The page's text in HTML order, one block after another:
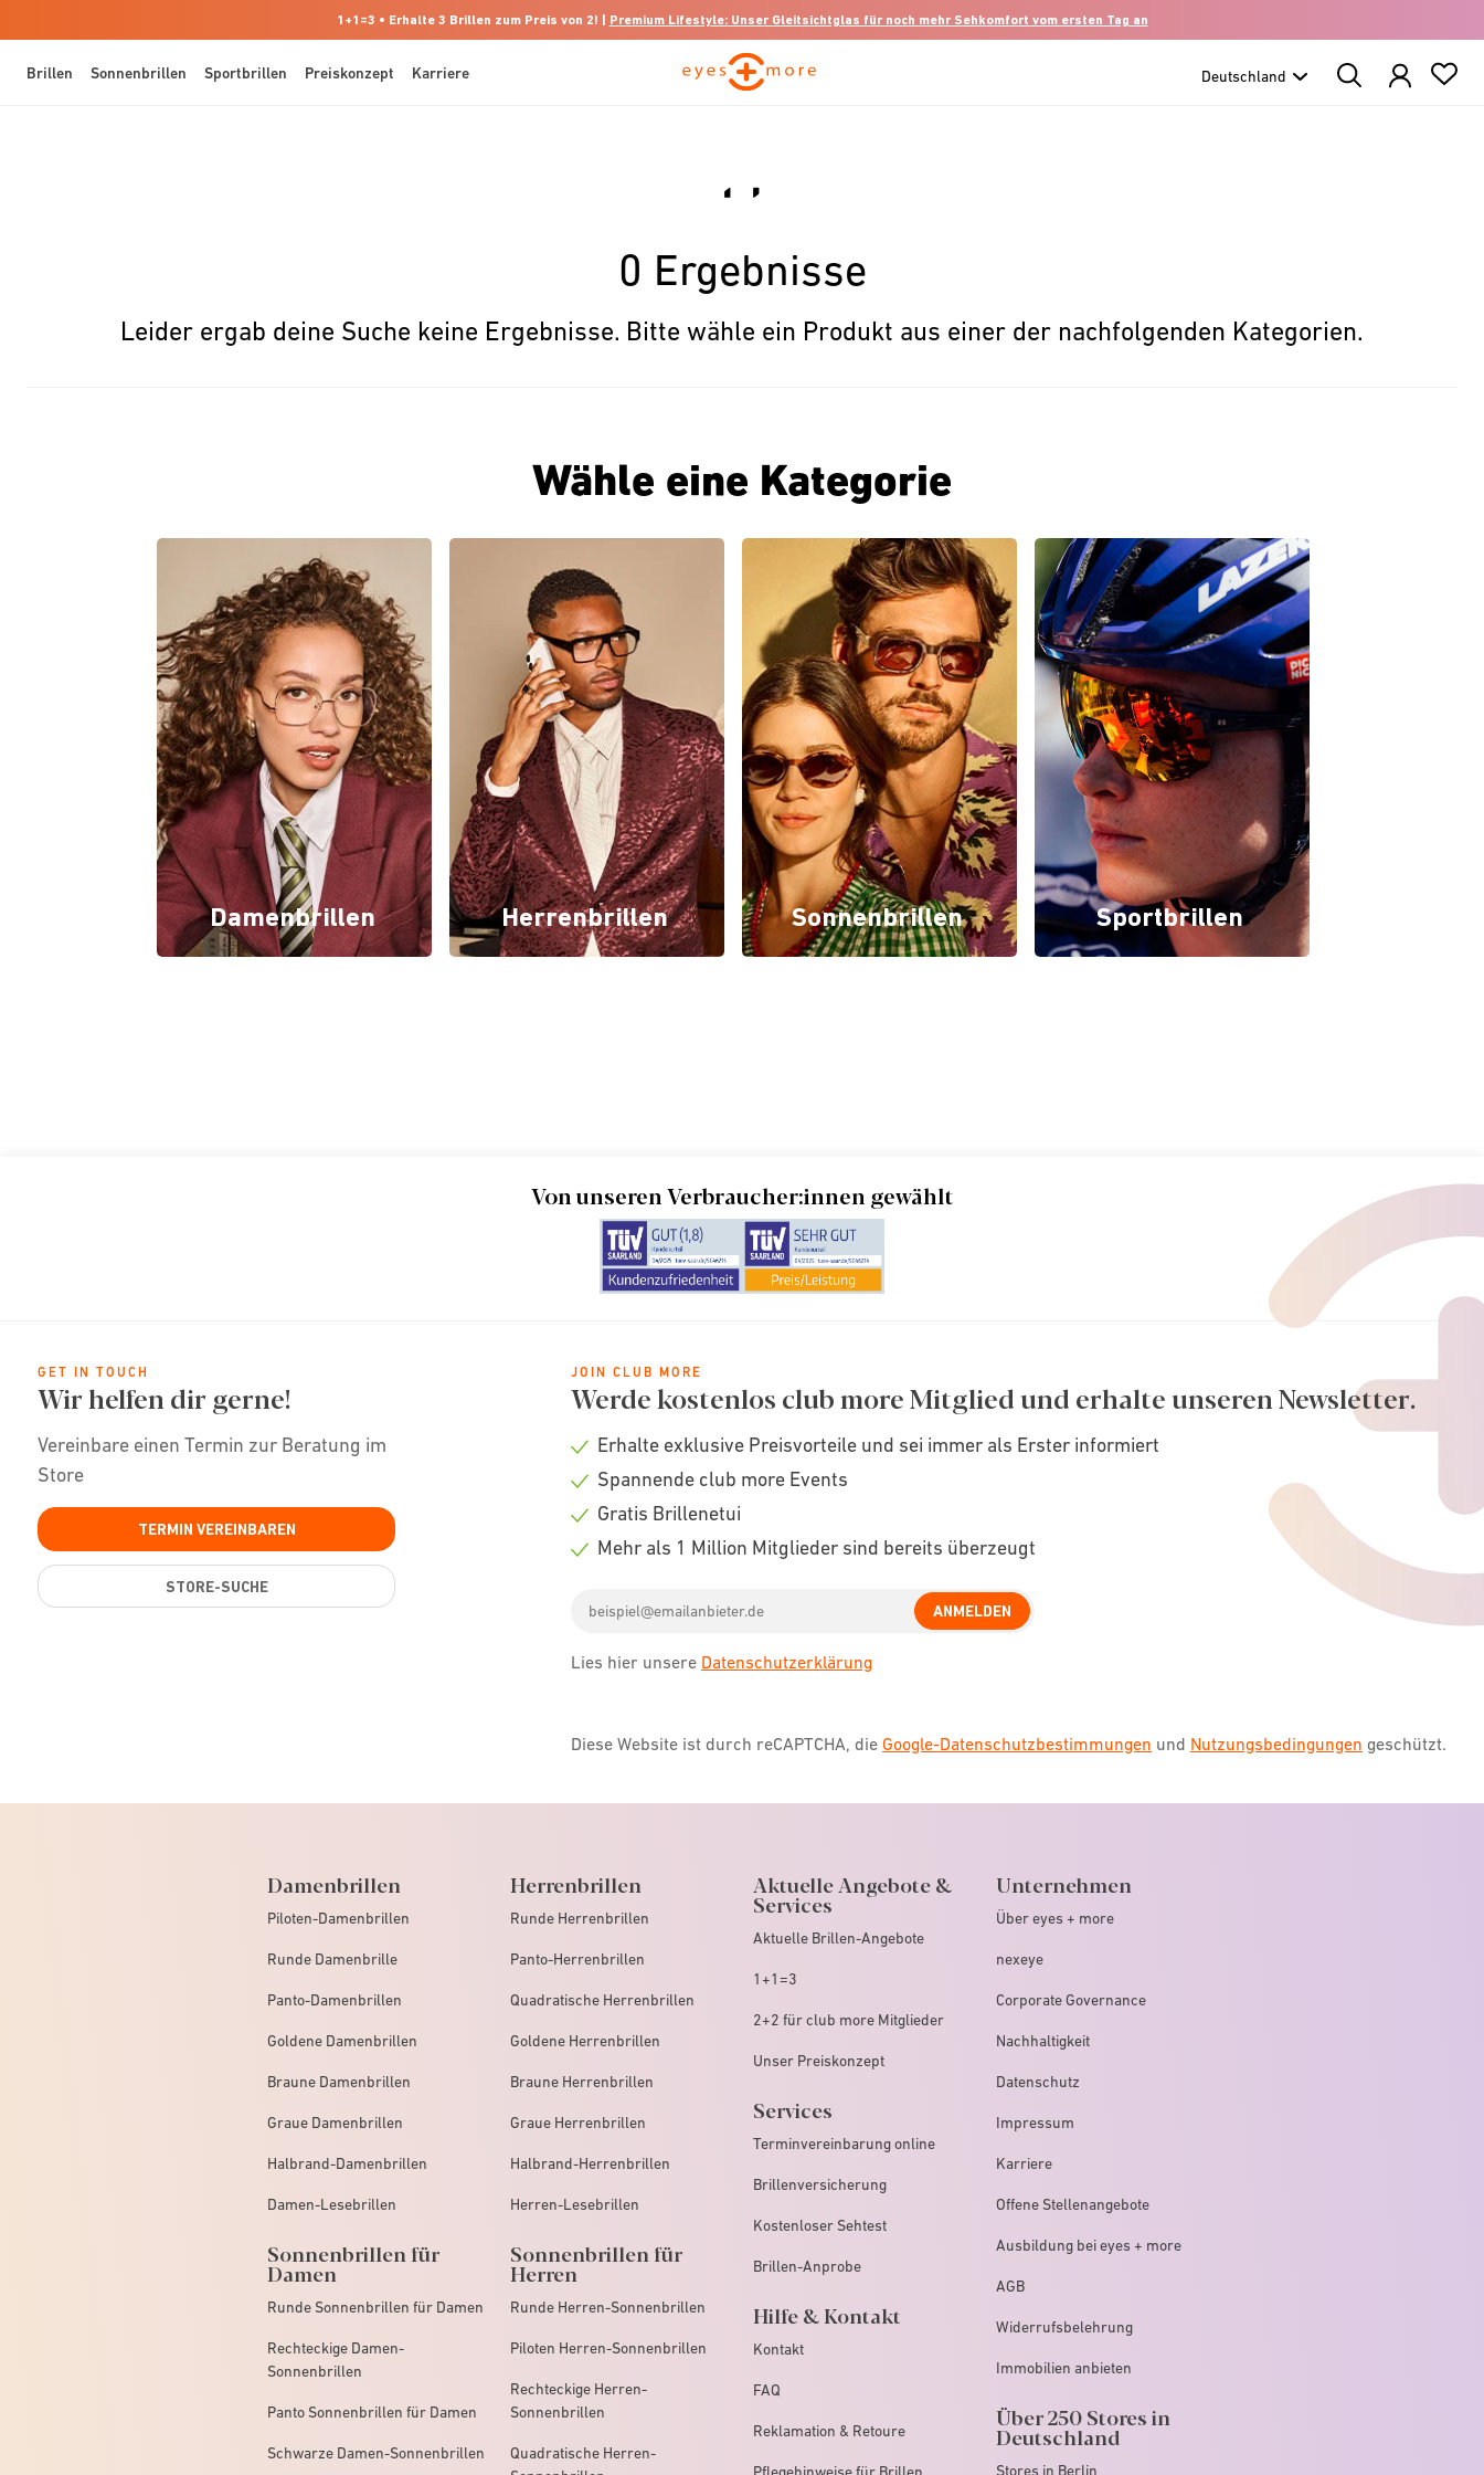
1+1=3 • Erhalte 3 Brillen zum Preis von 2! | Premium Lifestyle: Unser Gleitsichtglas für noch mehr Sehkomfort vom ersten Tag an
Brillen Sonnenbrillen Sportbrillen Preiskonzept Karriere
Search
Products
0 Ergebnisse
Leider ergab deine Suche keine Ergebnisse. Bitte wähle ein Produkt aus einer der nachfolgenden Kategorien.
Wähle eine Kategorie
Damenbrillen Herrenbrillen Sonnenbrillen Sportbrillen
Von unseren Verbraucher:innen gewählt
GET IN TOUCH
Wir helfen dir gerne!
Vereinbare einen Termin zur Beratung im
Store
TERMIN VEREINBAREN
STORE-SUCHE
JOIN CLUB MORE
Werde kostenlos club more Mitglied und erhalte unseren Newsletter.
Check
Erhalte exklusive Preisvorteile und sei immer als Erster informiert
Check
Spannende club more Events
Check
Gratis Brillenetui
Mehr als 1 Million Mitglieder sind bereits überzeugt
address
ANMELDEN
Lies hier unsere Datenschutzerklärung
Diese Website ist durch reCAPTCHA, die Google-Datenschutzbestimmungen und Nutzungsbedingungen geschützt.
Damenbrillen
Piloten-Damenbrillen
Runde Damenbrille
Panto-Damenbrillen
Goldene Damenbrillen
Braune Damenbrillen
Graue Damenbrillen
Halbrand-Damenbrillen
Damen-Lesebrillen
Sonnenbrillen für
Damen
Runde Sonnenbrillen für Damen
Rechteckige Damen-
Sonnenbrillen
Panto Sonnenbrillen für Damen
Schwarze Damen-Sonnenbrillen
Herrenbrillen
Runde Herrenbrillen
Panto-Herrenbrillen
Quadratische Herrenbrillen
Goldene Herrenbrillen
Braune Herrenbrillen
Graue Herrenbrillen
Halbrand-Herrenbrillen
Herren-Lesebrillen
Sonnenbrillen für
Herren
Runde Herren-Sonnenbrillen
Piloten Herren-Sonnenbrillen
Rechteckige Herren-
Sonnenbrillen
Quadratische Herren-
Aktuelle Angebote &
Services
Aktuelle Brillen-Angebote
1+1=3
2+2 für club more Mitglieder
Unser Preiskonzept
Services
Terminvereinbarung online
Brillenversicherung
Kostenloser Sehtest
Brillen-Anprobe
Hilfe & Kontakt
Kontakt
FAQ
Reklamation & Retoure
Unternehmen
Über eyes + more
nexeye
Corporate Governance
Nachhaltigkeit
Datenschutz
Impressum
Karriere
Offene Stellenangebote
Ausbildung bei eyes + more
AGB
Widerrufsbelehrung
Immobilien anbieten
Über 250 Stores in
Deutschland
Stores in Berlin